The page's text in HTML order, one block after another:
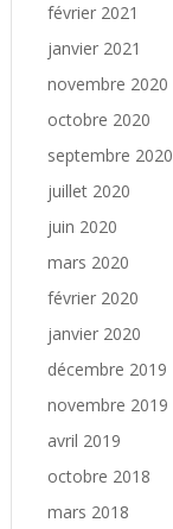
février 2021
janvier 2021
novembre 2020
octobre 2020
septembre 2020
juillet 2020
juin 2020
mars 2020
février 2020
janvier 2020
décembre 2019
novembre 2019
avril 2019
octobre 2018
mars 2018